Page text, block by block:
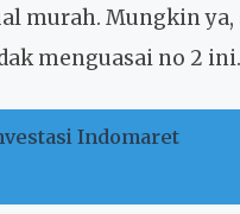
murah. Mungkin ya,
menguasai no 2 ini.
Indomaret